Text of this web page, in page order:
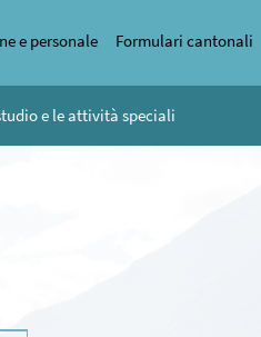
e personale Formulari cantonali
e le attività speciali